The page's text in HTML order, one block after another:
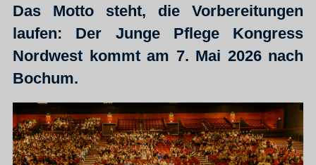
Das Motto steht, die Vorbereitungen
laufen: Der Junge Pflege Kongress
Nordwest kommt am 7. Mai 2026 nach
Bochum.